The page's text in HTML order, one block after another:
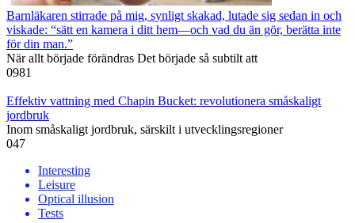
Barnläkaren stirrade på mig, synligt skakad, lutade sig sedan in och
viskade: “sätt en kamera i ditt hem—och vad du än gör, berätta inte
för din man.”
När allt började förändras Det började så subtilt att
0981
Effektiv vattning med Chapin Bucket: revolutionera småskaligt
jordbruk
Inom småskaligt jordbruk, särskilt i utvecklingsregioner
047
Interesting
Leisure
Optical illusion
Tests